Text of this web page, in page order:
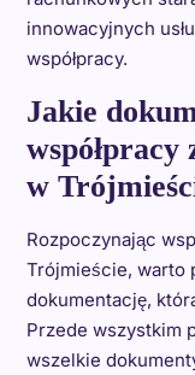
innowacyjnych
współpracy.
Jakie
w
Rozpoczynając
Trójmieście, warto
dokumentację,
Przede wszystkim
wszelkie